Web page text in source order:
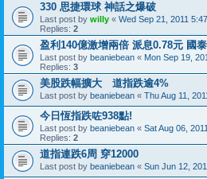
330 思捷環球 神話之爆破
Last post by willy « Wed Sep 21, 2011
Replies: 2
盈利140億激增兩倍 派息0.78元 國
Last post by beaniebean « Mon Sep 19,
Replies: 3
美股跌幅擴大 道指跌逾4%
Last post by beaniebean « Thu Aug 11,
今日恆指跌咗938點!
Last post by beaniebean « Sat Aug 06,
Replies: 2
道指連跌6周 穿12000
Last post by beaniebean « Sun Jun 12,